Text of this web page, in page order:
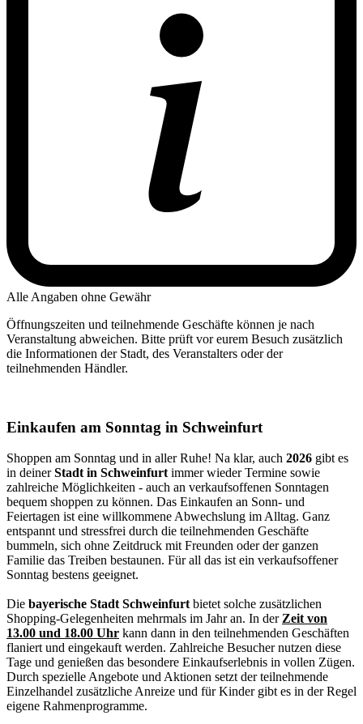
Alle Angaben ohne Gewähr
Öffnungszeiten und teilnehmende Geschäfte können je nach
Veranstaltung abweichen. Bitte prüft vor eurem Besuch zusätzlich
die Informationen der Stadt, des Veranstalters oder der
teilnehmenden Händler.
Einkaufen am Sonntag in Schweinfurt
Shoppen am Sonntag und in aller Ruhe! Na klar, auch 2026 gibt es
in deinerStadt in Schweinfurt immer wieder Termine sowie
zahlreiche Möglichkeiten - auch an verkaufsoffenen Sonntagen
bequem shoppen zu können. Das Einkaufen an Sonn- und
Feiertagen ist eine willkommene Abwechslung im Alltag. Ganz
entspannt und stressfrei durch die teilnehmenden Geschäfte
bummeln, sich ohne Zeitdruck mit Freunden oder der ganzen
Familie das Treiben bestaunen. Für all das ist ein verkaufsoffener
Sonntag bestens geeignet.
Die bayerische Stadt Schweinfurt bietet solche zusätzlichen
Shopping-Gelegenheiten mehrmals im Jahr an. In der Zeit von
13.00 und 18.00 Uhr kann dann in den teilnehmenden Geschäften
flaniert und eingekauft werden. Zahlreiche Besucher nutzen diese
Tage und genießen das besondere Einkaufserlebnis in vollen Zügen.
Durch spezielle Angebote und Aktionen setzt der teilnehmende
Einzelhandel zusätzliche Anreize und für Kinder gibt es in der Regel
eigene Rahmenprogramme.